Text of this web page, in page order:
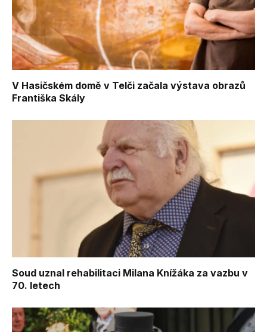
V Hasičském domě v Telči začala výstava obrazů
Františka Skály
Soud uznal rehabilitaci Milana Knížáka za vazbu v
70. letech